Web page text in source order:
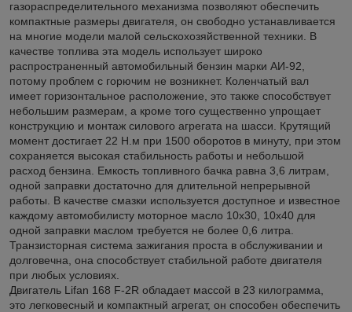
газораспределительного механизма позволяют обеспечить
компактные размеры двигателя, он свободно устанавливается
на многие модели малой сельскохозяйственной техники. В
качестве топлива эта модель использует широко
распространенный автомобильный бензин марки АИ-92,
потому проблем с горючим не возникнет. Коленчатый вал
имеет горизонтальное расположение, это также способствует
небольшим размерам, а кроме того существенно упрощает
конструкцию и монтаж силового агрегата на шасси. Крутящий
момент достигает 22 Н.м при 1500 оборотов в минуту, при этом
сохраняется высокая стабильность работы и небольшой
расход бензина. Емкость топливного бачка равна 3,6 литрам,
одной заправки достаточно для длительной непрерывной
работы. В качестве смазки используется доступное и известное
каждому автомобилисту моторное масло 10х30, 10х40 для
одной заправки маслом требуется не более 0,6 литра.
Транзисторная система зажигания проста в обслуживании и
долговечна, она способствует стабильной работе двигателя
при любых условиях.
Двигатель Lifan 168 F-2R обладает массой в 23 килограмма,
это легковесный и компактный агрегат, он способен обеспечить